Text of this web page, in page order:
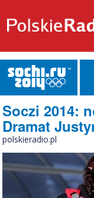
Soczi 2014:
Dramat
polskieradio.pl